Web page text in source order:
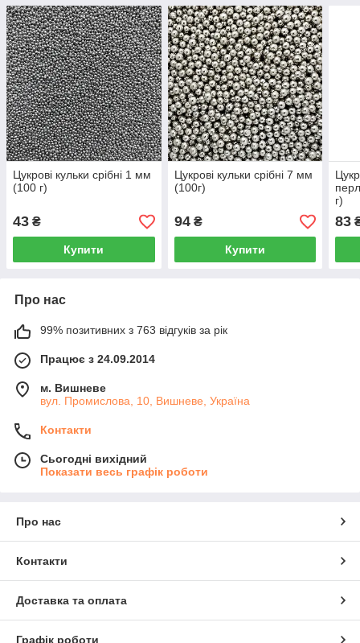
Цукрові кульки срібні 1 мм
(100 г)
43 ₴
Купити
Цукрові кульки срібні 7 мм
(100г)
94₴
Купити
г)
83
Про нас
99% позитивних з 763 відгуків за рік
Працює з 24.09.2014
м. Вишневе
вул. Промислова, 10, Вишневе, Україна
Контакти
Сьогодні вихідний
Показати весь графік роботи
Про нас
Контакти
Доставка та оплата
Графік роботи